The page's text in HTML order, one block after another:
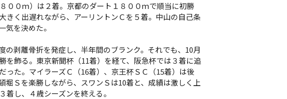
００ｍ）は２着。京都のダート１８００ｍで順当に初勝
きく出遅れながら、アーリントンＣを５着。中山の自己条
気を決めた。
剥離骨折を発症し、半年間のブランク。それでも、10月
を飾る。東京新聞杯（11着）を経て、阪急杯では３着に追
った。マイラーズＣ（16着）、京王杯ＳＣ（15着）は後
堀Ｓを楽勝しながら、スワンＳは10着と、成績は激しく上
し、４歳シーズンを終える。